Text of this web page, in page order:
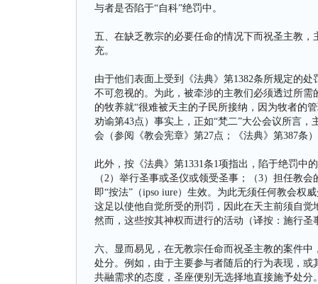
与者是否陷于“自科”绝罚中。
五、在缺乏教宗的必要任命的情况下而祝圣主教
充。
由于他们表面上受到《法典》第1382条所规定的
不可忽视的。为此，被牵涉的主教们必须透过所
的牧养就“很难被天主的子民所接纳，因为牧者的
劝谕第43点）事实上，正如“梵二”大公会议所言
会（参阅《教会宪章》第27点；《法典》第387条
此外，按《法典》第1331条1项指出，陷于绝罚中
（2）举行圣事或圣仪或领受圣事；（3）担任教
即“按法”（ipso iure）生效。为此无须任何教会权
这足以使他自觉所受的刑罚，因此在天主前须自
然而，这些按其神权而进行的活动（译按：施行
六、显而易见，在无教宗任命而祝圣主教的案件
处分。例如，由于主要参与者随后的行为表现，
共融需求的态度，圣座便别无选择地直接施予处